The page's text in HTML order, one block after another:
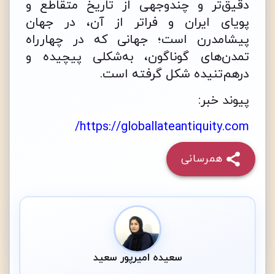
دقیق‌تر و چندوجهی از تاریخ متقاطع و
پویای ایران و فراتر از آن، در جهان
پیشامدرن است؛ جهانی که در چهارراه
تمدن‌های گوناگون، به‌شکلی پیچیده و
درهم‌تنیده شکل گرفته است.
پیوند خبر:
https://globallateantiquity.com/
همرسانی
سعیده امیرپور سعید